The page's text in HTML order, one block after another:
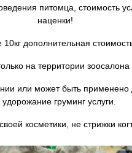
питомца,
наценки!
дополнительная
на территории зоосалона
или может быть применено
удорожание груминг услуги.
косметики, не стрижки